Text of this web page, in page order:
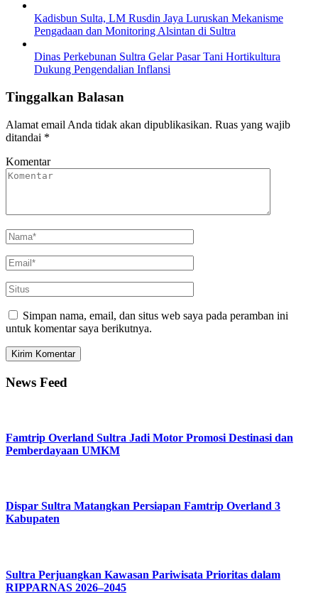
Kadisbun Sulta, LM Rusdin Jaya Luruskan Mekanisme
Pengadaan dan Monitoring Alsintan di Sultra
Dinas Perkebunan Sultra Gelar Pasar Tani Hortikultura
Dukung Pengendalian Inflansi
Tinggalkan Balasan
Alamat email Anda tidak akan dipublikasikan. Ruas yang wajib
ditandai *
Komentar
Simpan nama, email, dan situs web saya pada peramban ini
untuk komentar saya berikutnya.
News Feed
Famtrip Overland Sultra Jadi Motor Promosi Destinasi dan
Pemberdayaan UMKM
Dispar Sultra Matangkan Persiapan Famtrip Overland 3
Kabupaten
Sultra Perjuangkan Kawasan Pariwisata Prioritas dalam
RIPPARNAS 2026–2045